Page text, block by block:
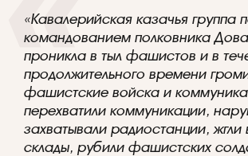
«Кавалерийская казачья группа
командованием полковника
проникла в тыл фашистов и в
продолжительного времени
фашистские войска и
перехватили коммуникации,
захватывали радиостанции,
склады, рубили фашистских